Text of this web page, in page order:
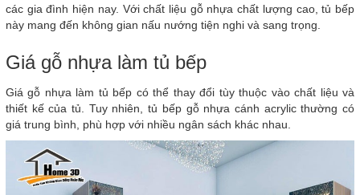
các gia đình hiện nay. Với chất liệu gỗ nhựa chất lượng cao, tủ bếp
này mang đến không gian nấu nướng tiện nghi và sang trọng.
Giá gỗ nhựa làm tủ bếp
Giá gỗ nhựa làm tủ bếp có thể thay đổi tùy thuộc vào chất liệu và
thiết kế của tủ. Tuy nhiên, tủ bếp gỗ nhựa cánh acrylic thường có
giá trung bình, phù hợp với nhiều ngân sách khác nhau.